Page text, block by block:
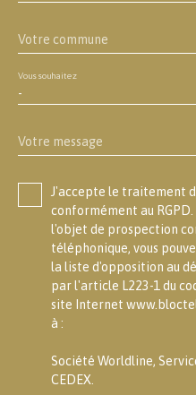
Votre commune
-
Vous souhaitez
Votre message
J'accepte le traitement
conformément au
l'objet de prospection
téléphonique, vous
la liste d'opposition au
par l'article L223-1 du
site Internet
à :
Société Worldline,
CEDEX.